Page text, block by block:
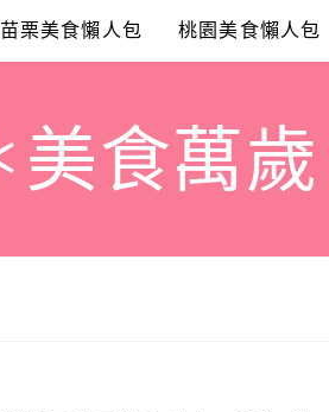
苗栗美食懶人包 桃園美食懶人包
美食萬歲